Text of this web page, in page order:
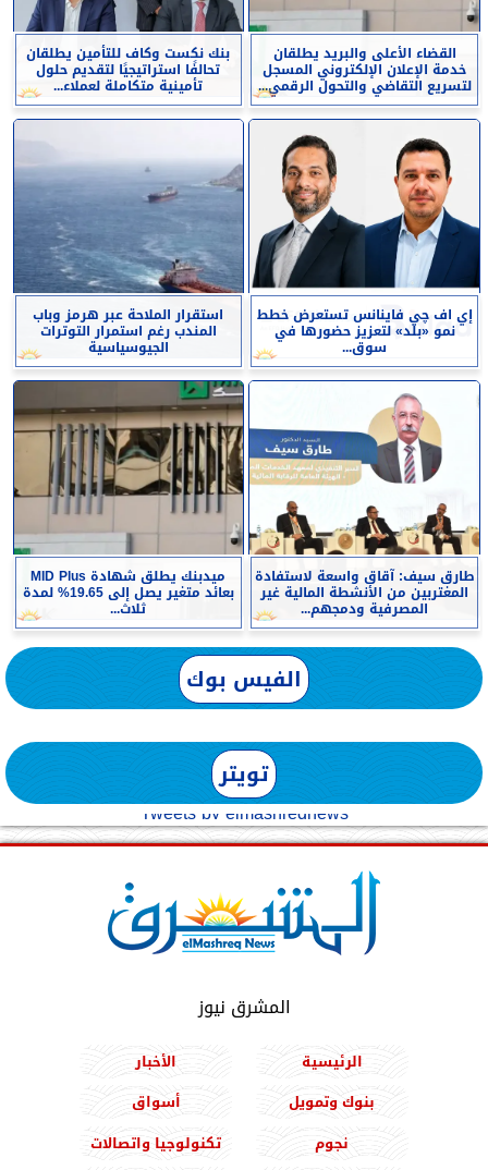
القضاء الأعلى والبريد يطلقان
خدمة الإعلان الإلكتروني المسجل
لتسريع التقاضي والتحول الرقمي...
بنك نكست وكاف للتأمين يطلقان
تحالفًا استراتيجيًا لتقديم حلول
تأمينية متكاملة لعملاء...
إي اف چي فاينانس تستعرض خطط
نمو «بلد» لتعزيز حضورها في
سوق...
استقرار الملاحة عبر هرمز وباب
المندب رغم استمرار التوترات
الجيوسياسية
طارق سيف: آقاق واسعة لاستفادة
المغتربين من الأنشطة المالية غير
المصرفية ودمجهم...
ميدبنك يطلق شهادة MID Plus
بعائد متغير يصل إلى 19.65% لمدة
ثلاث...
الفيس بوك
تويتر
Tweets by elmashreqnews
المشرق نيوز
الرئيسية
الأخبار
بنوك وتمويل
أسواق
نجوم
تكنولوجيا واتصالات